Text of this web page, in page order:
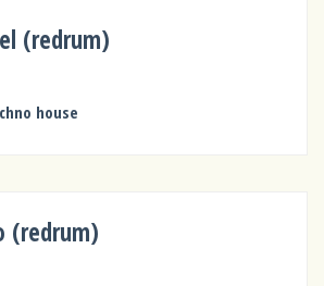
(redrum)
house
(redrum)